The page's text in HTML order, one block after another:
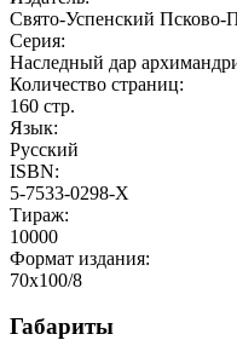
Свято-Успенский Псково-
Серия:
Наследный дар
Количество страниц:
160 стр.
Язык:
Русский
ISBN:
5-7533-0298-X
Тираж:
10000
Формат издания:
70x100/8
Габариты